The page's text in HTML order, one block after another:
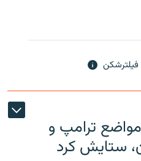
ترامپ و
ستایش کرد